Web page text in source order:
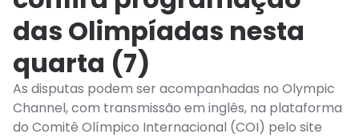
das Olimpíadas nesta
quarta (7)
As disputas podem ser acompanhadas no Olympic
Channel, com transmissão em inglês, na plataforma
do Comitê Olímpico Internacional (COI) pelo site